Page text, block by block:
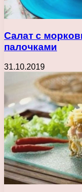
Салат с
палочками
31.10.2019